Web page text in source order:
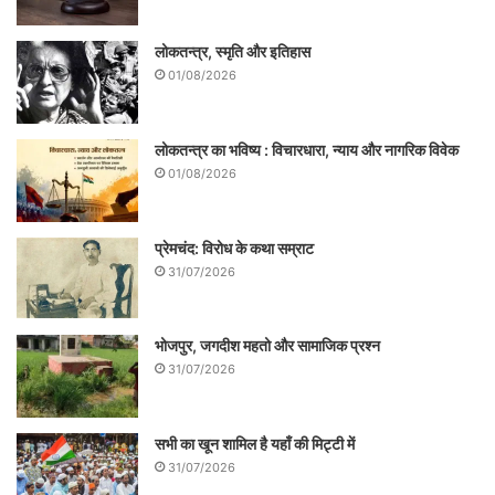
काका कालेलकर आयोग बनाने के बावजूद आरक्षण
सम्बन्धी सुझाव लागू नहीं हो पाये किन्तु कर्पूरी ठाकुर
सरकार ने 1978 में बिहार में पिछड़ी जातियों व समूहों
को सरकारी शिक्षण संस्थाओं में शिक्षा और सरकारी
नौकरी में आरक्षण देने के लिए भोला पासवान शास्त्री
के मुख्यमन्त्री काल में निर्मित मुंगेरीलाल आयोग के
सुझाव पर बिहार में पिछड़ी जातियों के लिए 26
प्रतिशत सरकारी शिक्षण संस्थाओं में शिक्षा और
सरकारी नौकरी में आरक्षण की व्यवस्था को लागू कर
इतिहास बनाया।
लोकतन्त्र, स्मृति और इतिहास
01/08/2026
लोकतन्त्र का भविष्य : विचारधारा, न्याय और नागरिक विवेक
01/08/2026
प्रेमचंद: विरोध के कथा सम्राट
31/07/2026
भोजपुर, जगदीश महतो और सामाजिक प्रश्न
31/07/2026
सभी का खून शामिल है यहाँ की मिट्टी में
31/07/2026